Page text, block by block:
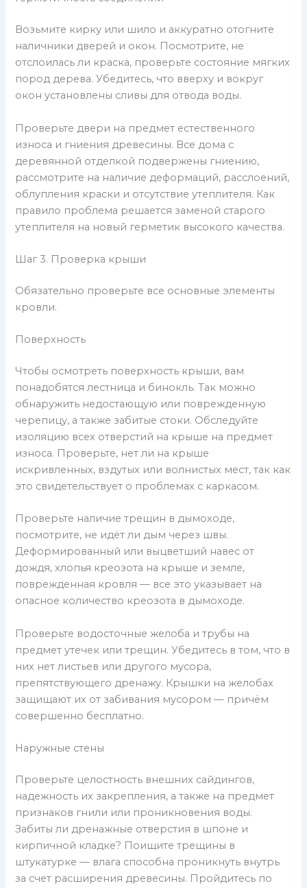
Возьмите кирку или шило и аккуратно отогните
наличники дверей и окон. Посмотрите, не
отслоилась ли краска, проверьте состояние мягких
пород дерева. Убедитесь, что вверху и вокруг
окон установлены сливы для отвода воды.
Проверьте двери на предмет естественного
износа и гниения древесины. Все дома с
деревянной отделкой подвержены гниению,
рассмотрите на наличие деформаций, расслоений,
облупления краски и отсутствие утеплителя. Как
правило проблема решается заменой старого
утеплителя на новый герметик высокого качества.
Шаг 3. Проверка крыши
Обязательно проверьте все основные элементы
кровли.
Поверхность
Чтобы осмотреть поверхность крыши, вам
понадобятся лестница и бинокль. Так можно
обнаружить недостающую или поврежденную
черепицу, а также забитые стоки. Обследуйте
изоляцию всех отверстий на крыше на предмет
износа. Проверьте, нет ли на крыше
искривленных, вздутых или волнистых мест, так как
это свидетельствует о проблемах с каркасом.
Проверьте наличие трещин в дымоходе,
посмотрите, не идёт ли дым через швы.
Деформированный или выцветший навес от
дождя, хлопья креозота на крыше и земле,
поврежденная кровля — все это указывает на
опасное количество креозота в дымоходе.
Проверьте водосточные желоба и трубы на
предмет утечек или трещин. Убедитесь в том, что в
них нет листьев или другого мусора,
препятствующего дренажу. Крышки на желобах
защищают их от забивания мусором — причём
совершенно бесплатно.
Наружные стены
Проверьте целостность внешних сайдингов,
надежность их закрепления, а также на предмет
признаков гнили или проникновения воды.
Забиты ли дренажные отверстия в шпоне и
кирпичной кладке? Поищите трещины в
штукатурке — влага способна проникнуть внутрь
за счет расширения древесины. Пройдитесь по